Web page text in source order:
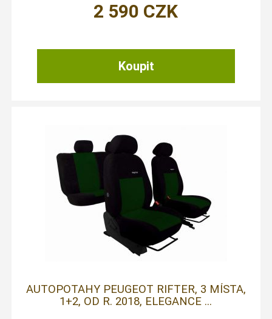
2 590 CZK
AUTOPOTAHY PEUGEOT RIFTER, 3 MÍSTA,
1+2, OD R. 2018, ELEGANCE ...